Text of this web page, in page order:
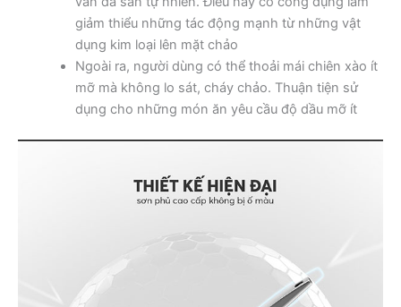
giảm thiểu những tác động mạnh từ những vật
dụng kim loại lên mặt chảo
Ngoài ra, người dùng có thể thoải mái chiên xào ít
mỡ mà không lo sát, cháy chảo. Thuận tiện sử
dụng cho những món ăn yêu cầu độ dầu mỡ ít